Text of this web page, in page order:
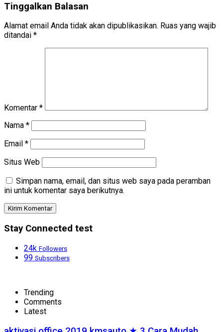
Tinggalkan Balasan
Alamat email Anda tidak akan dipublikasikan. Ruas yang wajib
ditandai *
Komentar *
Nama *
Email *
Situs Web
Simpan nama, email, dan situs web saya pada peramban
ini untuk komentar saya berikutnya.
Stay Connected test
24k Followers
99 Subscribers
Trending
Comments
Latest